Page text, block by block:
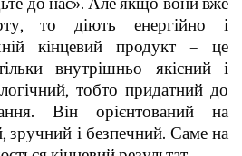
то діють енергійно і
кінцевий продукт – це
внутрішньо якісний і
тобто придатний до
Він орієнтований на
зручний і безпечний. Саме на